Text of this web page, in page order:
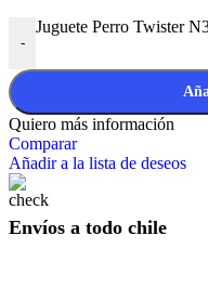
-
Juguete Perro Twister
Quiero más información
Comparar
Añadir a la lista de deseos
Envíos a todo chile